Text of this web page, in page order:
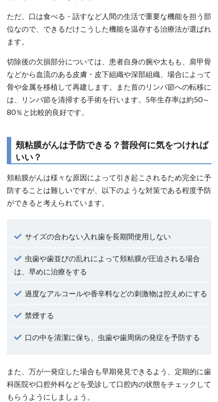
ただ、口は食べる・話すなど人間の生活で重要な機能を担う部
位なので、できるだけこうした機能を温存する治療法が選ばれ
ます。
切除後の欠損部分については、患者自身の腕や太もも、肩甲骨
などから血流のある皮膚・皮下組織や深部組織、場合によって
骨や金属を移植して再建します。また首のリンパ節への転移に
は、リンパ節を清掃する手術を行います。5年生存率は約50～
80％と比較的良好です。
頬粘膜がんは予防できる？普段何に気をつければ
いい？
頬粘膜がんは様々な原因によって引き起こされるため完全に予
防することは難しいですが、以下のような対策である程度予防
ができると考えられています。
サイズの合わない入れ歯を長期間使用しない
虫歯や歯並びの乱れによって頬粘膜が圧迫される場合
は、早めに治療をする
過度なアルコールや香辛料などの刺激物は控えめにする
禁煙する
口の中を清潔に保ち、虫歯や歯周病の発症を予防する
また、万が一発症した場合も早期発見できるよう、定期的に歯
科医院や口腔外科などを受診して口腔内の状態をチェックして
もらうようにしましょう。